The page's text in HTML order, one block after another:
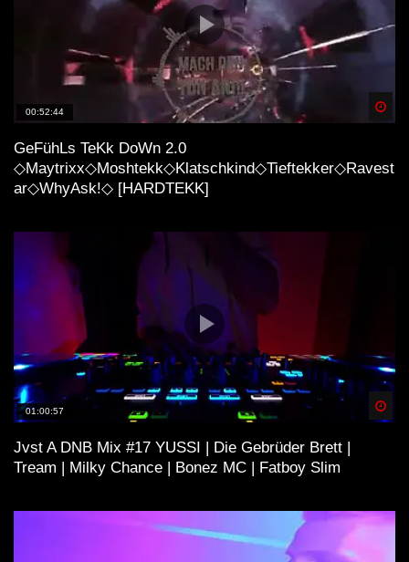
00:52:44
GeFühLs TeKk DoWn 2.0
◇Maytrixx◇Moshtekk◇Klatschkind◇Tieftekker◇Ravest
ar◇WhyAsk!◇ [HARDTEKK]
01:00:57
Jvst A DNB Mix #17 YUSSI | Die Gebrüder Brett |
Tream | Milky Chance | Bonez MC | Fatboy Slim